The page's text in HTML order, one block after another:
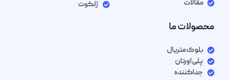
مقالات
ژلکوت
محصولات ما
بلوک متریال
پلی اورتان
جداکننده